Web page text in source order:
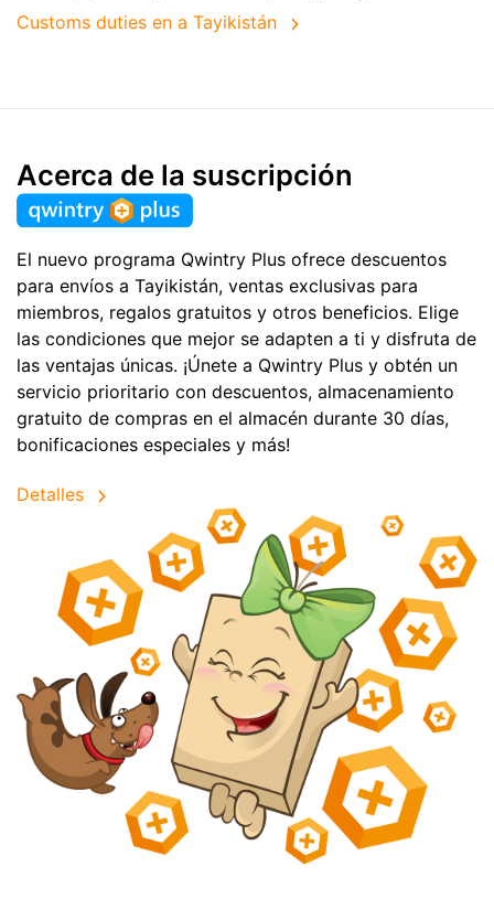
Customs duties en a Tayikistán
Acerca de la suscripción
El nuevo programa Qwintry Plus ofrece descuentos
para envíos a Tayikistán, ventas exclusivas para
miembros, regalos gratuitos y otros beneficios. Elige
las condiciones que mejor se adapten a ti y disfruta de
las ventajas únicas. ¡Únete a Qwintry Plus y obtén un
servicio prioritario con descuentos, almacenamiento
gratuito de compras en el almacén durante 30 días,
bonificaciones especiales y más!
Detalles